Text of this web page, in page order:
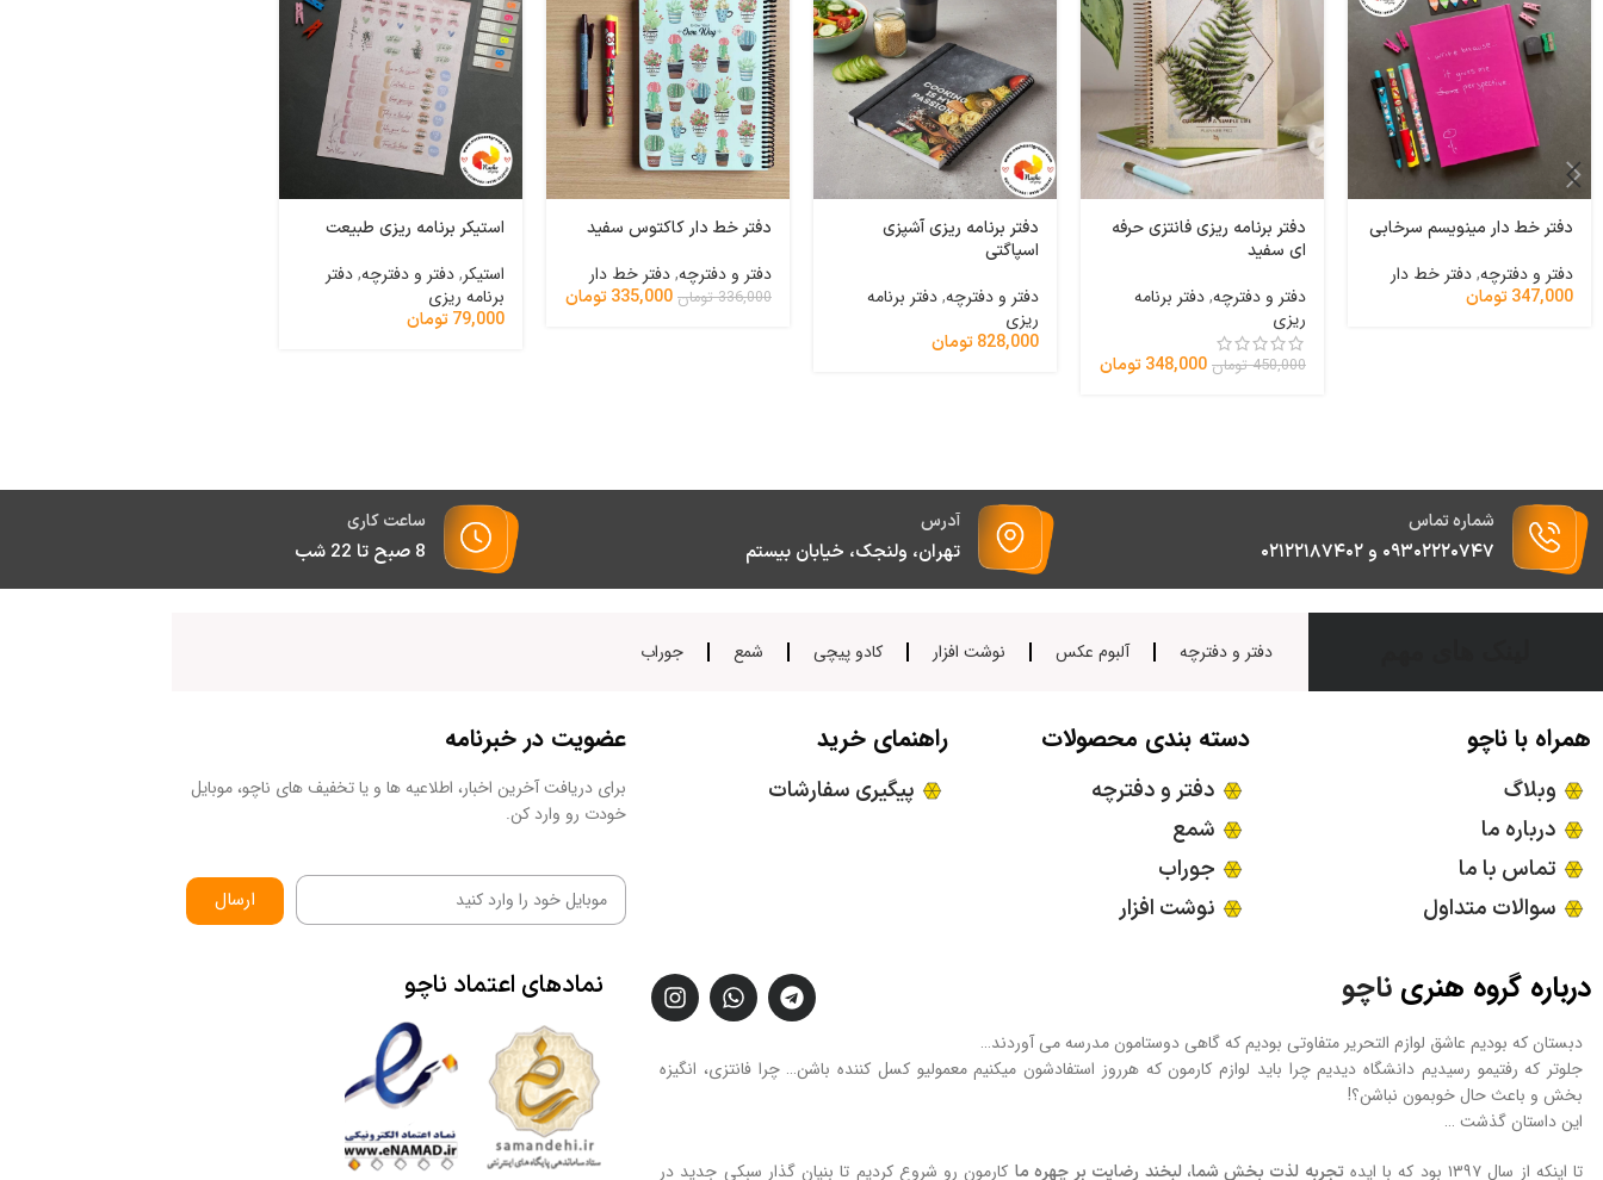
دفتر خط دار مینویسم سرخابی
دفتر و دفترچه,دفتر خط دار
347,000تومان
دفتر برنامه ریزی فانتزی حرفه
ای سفید
دفتر و دفترچه,دفتر برنامه
ریزی
450,000 تومان 348,000تومان
دفتر برنامه ریزی آشپزی
اسپاگتی
دفتر و دفترچه,دفتر برنامه
ریزی
828,000تومان
دفتر خط دار کاکتوس سفید
دفتر و دفترچه,دفتر خط دار
336,000 تومان 335,000تومان
استیکر برنامه ریزی طبیعت
استیکر,دفتر و دفترچه,دفتر
برنامه ریزی
79,000تومان
شماره تماس
۰۹۳۰۲۲۲۰۷۴۷ و ۰۲۱۲۲۱۸۷۴۰۲
آدرس
تهران، ولنجک، خیابان بیستم
ساعت کاری
8 صبح تا 22 شب
دفتر و دفترچه آلبوم عکس نوشت افزار کادو پیچی شمع جوراب
همراه با ناچو
وبلاگ
درباره ما
تماس با ما
سوالات متداول
دسته بندی محصولات
دفتر و دفترچه
شمع
جوراب
نوشت افزار
راهنمای خرید
پیگیری سفارشات
عضویت در خبرنامه
برای دریافت آخرین اخبار، اطلاعیه ها و یا تخفیف های ناچو، موبایل
خودت رو وارد کن.
ارسال
درباره گروه هنری ناچو
دبستان که بودیم عاشق لوازم التحریر متفاوتی بودیم که گاهی دوستامون مدرسه می آوردند…
جلوتر که رفتیمو رسیدیم دانشگاه دیدیم چرا باید لوازم کارمون که هرروز استفادشون میکنیم معمولیو کسل کننده باشن… چرا فانتزی، انگیزه
بخش و باعث حال خوبمون نباشن؟!
این داستان گذشت …
تا اینکه از سال ۱۳۹۷ بود که با ایده
تجربه لذت بخش شما، لبخند رضایت بر چهره ما کارمون رو شروع کردیم تا بنیان گذار سبکی جدید در
نمادهای اعتماد ناچو